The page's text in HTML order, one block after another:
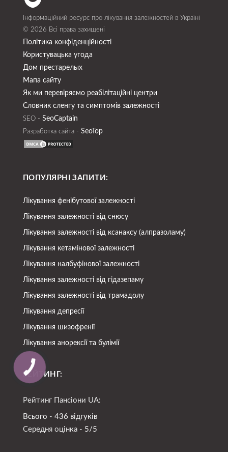
Інформаційний ресурс про лікування залежностей в Україні
© 2026 Всі права захищені
Політика конфіденційності
Користувацька угода
Дом престарелых
Мапа сайту
Як ми перевіряємо реабілітаційні центри
Словник сленгу та симптомів залежності
SEO - SeoСaptain
Разработка сайта - SeoTop
ПОПУЛЯРНІ ЗАПИТИ:
Лікування фенібутової залежності
Лікування залежності від снюсу
Лікування залежності від ксанаксу (алпразоламу)
Лікування кетамінової залежності
Лікування налбуфінової залежності
Лікування залежності від гідазепаму
Лікування залежності від трамадолу
Лікування депресії
Лікування шизофренії
Лікування анорексії та булімії
РЕЙТИНГ:
Рейтинг Пансіони UA:
Всього - 436 відгуків
Середня оцінка - 5/5